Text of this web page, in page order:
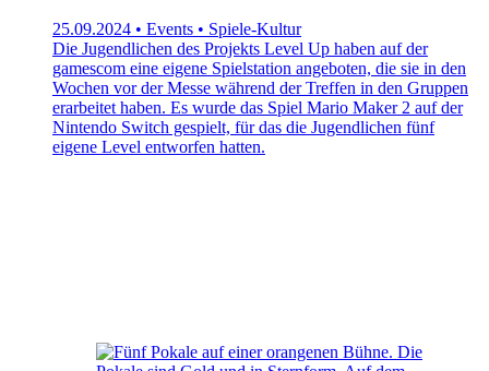
25.09.2024 • Events • Spiele-Kultur
Die Jugendlichen des Projekts Level Up haben auf der
gamescom eine eigene Spielstation angeboten, die sie in den
Wochen vor der Messe während der Treffen in den Gruppen
erarbeitet haben. Es wurde das Spiel Mario Maker 2 auf der
Nintendo Switch gespielt, für das die Jugendlichen fünf
eigene Level entworfen hatten.